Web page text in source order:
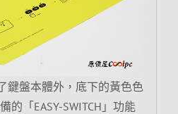
鍵盤本體外，底下的黃色色
的「EASY-SWITCH」功能